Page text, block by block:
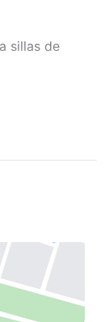
sillas de
de
de